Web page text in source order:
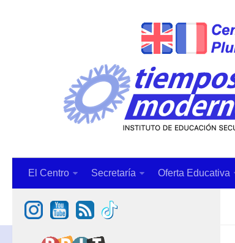
El Centro Secretaría Oferta Educativa